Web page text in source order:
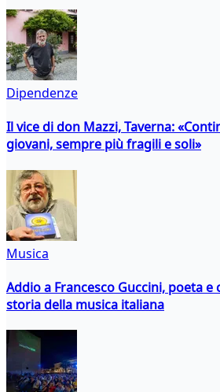
Dipendenze
Il vice di don Mazzi, Taverna:
giovani, sempre più fragili e soli»
Musica
Addio a Francesco Guccini, poeta
storia della musica italiana